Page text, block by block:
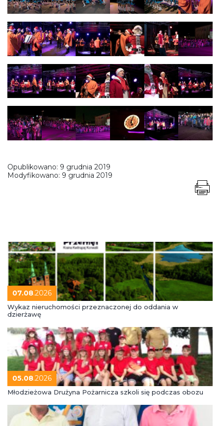
Opublikowano: 9 grudnia 2019
Modyfikowano: 9 grudnia 2019
07.08.2026
Wykaz nieruchomości przeznaczonej do oddania w
dzierżawę
05.08.2026
Młodzieżowa Drużyna Pożarnicza szkoli się podczas obozu